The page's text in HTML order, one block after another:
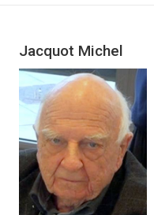
Jacquot Michel